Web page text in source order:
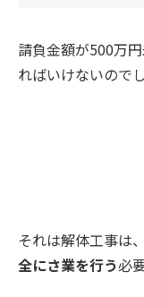
請負金額が500万
ればいけないので
それは解体工事は、
全にさ業を行う必